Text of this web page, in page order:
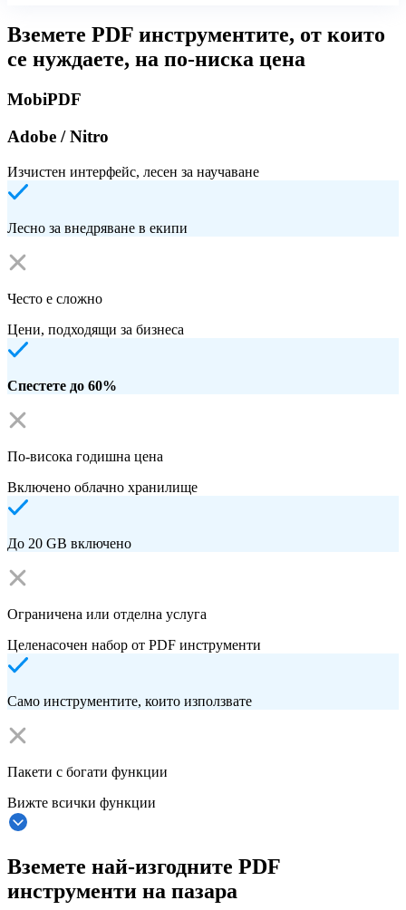
Вземете PDF инструментите, от които
се нуждаете, на по-ниска цена
MobiPDF
Adobe / Nitro
Изчистен интерфейс, лесен за научаване
Лесно за внедряване в екипи
Често е сложно
Цени, подходящи за бизнеса
Спестете до 60%
По-висока годишна цена
Включено облачно хранилище
До 20 GB включено
Ограничена или отделна услуга
Целенасочен набор от PDF инструменти
Само инструментите, които използвате
Пакети с богати функции
Вижте всички функции
Вземете най-изгодните PDF
инструменти на пазара